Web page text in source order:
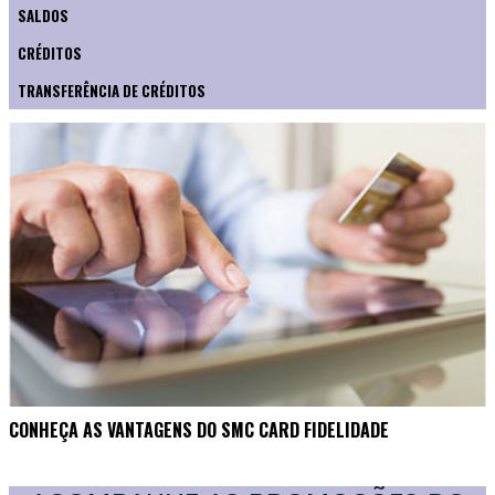
SALDOS
CRÉDITOS
TRANSFERÊNCIA DE CRÉDITOS
CONHEÇA AS VANTAGENS DO SMC CARD FIDELIDADE